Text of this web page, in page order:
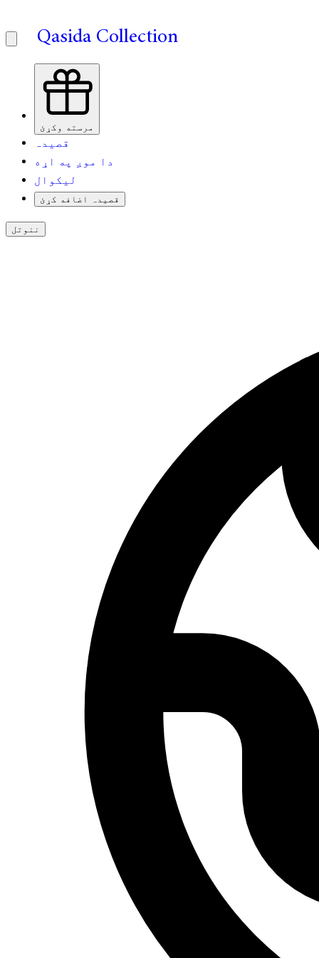
Qasida Collection
مرسته وکړئ
قصیدہ
دا موږ په اړه
لیکوال
قصیدہ اضافه کړئ
ننوتل